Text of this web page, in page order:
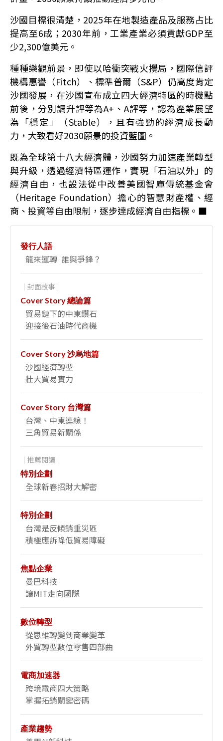
沙國目標很清楚，2025年在地製造產品及服務占比
提高至6成；2030年前，工業產業必須貢獻GDP至
少2,300億美元。
種種樂觀前景，即使以哈衝突戰火攪局，國際信評
機構惠譽（Fitch）、標準普爾（S&P）仍高度肯定
沙國發展，在沙國宣布成立四大經濟特區的時機點
前後，分別調升評等為A+、A評等，認為產業展望
為「穩定」（Stable），且有強勁的經濟成長動
力，大致看好2030願景的投資藍圖。
既為全球第十八大經濟體，沙國努力加速產業轉型
與升級，透過經濟特區運作，實現「石油以外」的
經濟自由，也設法從中改善美國智庫傳統基金會
（Heritage Foundation）擔心的智慧財產權、經
商、投資等自由限制，逐步達成經濟自由指標。■
發行人語
龍來運轉 誰與爭鋒？
｜封面故事｜
Cover Story 總論篇
貿易鏈下的中東鑽石
迎接後石油時代商機
Cover Story 沙烏地篇
沙國經濟轉型
壯大貿易實力
Cover Story 台灣篇
台灣、中東連線！
三角貿易新關係
｜推薦閱讀｜
特別企劃
全球新春招財大解密
特別企劃
台灣是反傾銷重災區
積極應訴降低貿易障礙
焦點企業
曼巴科技
讓MIT走向國際
數位轉型
從思維轉變到商業變革
外貿轉型數位零售四部曲
電商加速器
跨境電商四大策略
掌握拓銷關鍵密碼
產業趨勢